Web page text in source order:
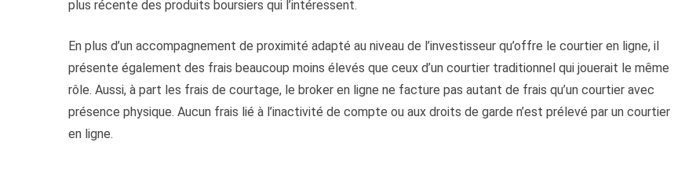
plus récente des produits boursiers qui l’intéressent.
En plus d’un accompagnement de proximité adapté au niveau de l’investisseur qu’offre le courtier en ligne, il
présente également des frais beaucoup moins élevés que ceux d’un courtier traditionnel qui jouerait le même
rôle. Aussi, à part les frais de courtage, le broker en ligne ne facture pas autant de frais qu’un courtier avec
présence physique. Aucun frais lié à l’inactivité de compte ou aux droits de garde n’est prélevé par un courtier
en ligne.